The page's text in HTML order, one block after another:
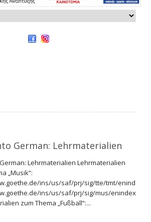
German: Lehrmaterialien
Lehrmaterialien Lehrmaterialien
„Musik“:
ins/us/saf/prj/sig/tte/tmt/
ins/us/saf/prj/sig/mus/enindex.htm
zum Thema „Fußball“:...